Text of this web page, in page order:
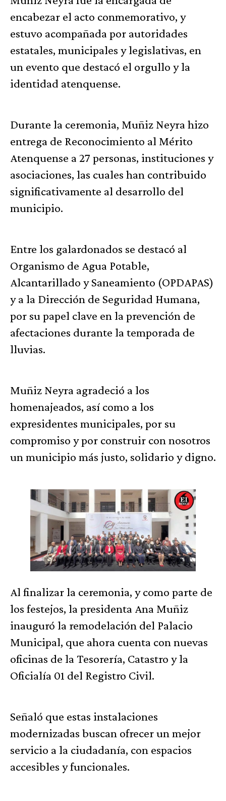
encabezar el acto conmemorativo, y
estuvo acompañada por autoridades
estatales, municipales y legislativas, en
un evento que destacó el orgullo y la
identidad atenquense.
Durante la ceremonia, Muñiz Neyra hizo
entrega de Reconocimiento al Mérito
Atenquense a 27 personas, instituciones y
asociaciones, las cuales han contribuido
significativamente al desarrollo del
municipio.
Entre los galardonados se destacó al
Organismo de Agua Potable,
Alcantarillado y Saneamiento (OPDAPAS)
y a la Dirección de Seguridad Humana,
por su papel clave en la prevención de
afectaciones durante la temporada de
lluvias.
Muñiz Neyra agradeció a los
homenajeados, así como a los
expresidentes municipales, por su
compromiso y por construir con nosotros
un municipio más justo, solidario y digno.
Al finalizar la ceremonia, y como parte de
los festejos, la presidenta Ana Muñiz
inauguró la remodelación del Palacio
Municipal, que ahora cuenta con nuevas
oficinas de la Tesorería, Catastro y la
Oficialía 01 del Registro Civil.
Señaló que estas instalaciones
modernizadas buscan ofrecer un mejor
servicio a la ciudadanía, con espacios
accesibles y funcionales.